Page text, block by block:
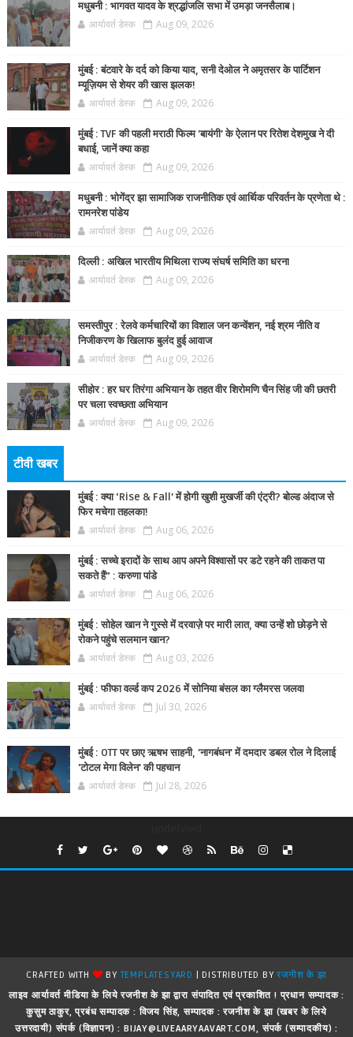
मधुबनी : भागवत यादव के श्रद्धांजलि सभा में उमड़ा जनसैलाब।
आर्यावर्त डेस्क Aug 09, 2026
मुंबई : बंटवारे के दर्द को किया याद, सनी देओल ने अमृतसर के पार्टिशन
म्यूज़ियम से शेयर की खास झलक!
आर्यावर्त डेस्क Aug 09, 2026
मुंबई : TVF की पहली मराठी फिल्म 'बायंगी' के ऐलान पर रितेश देशमुख ने दी
बधाई, जानें क्या कहा
आर्यावर्त डेस्क Aug 09, 2026
मधुबनी : भोगेंद्र झा सामाजिक राजनीतिक एवं आर्थिक परिवर्तन के प्रणेता थे :
रामनरेश पांडेय
आर्यावर्त डेस्क Aug 09, 2026
दिल्ली : अखिल भारतीय मिथिला राज्य संघर्ष समिति का धरना
आर्यावर्त डेस्क Aug 09, 2026
समस्तीपुर : रेलवे कर्मचारियों का विशाल जन कन्वेंशन, नई श्रम नीति व
निजीकरण के खिलाफ बुलंद हुई आवाज
आर्यावर्त डेस्क Aug 09, 2026
सीहोर : हर घर तिरंगा अभियान के तहत वीर शिरोमणि चैन सिंह जी की छतरी
पर चला स्वच्छता अभियान
आर्यावर्त डेस्क Aug 09, 2026
टीवी खबर
मुंबई : क्या ‘Rise & Fall’ में होगी खुशी मुखर्जी की एंट्री? बोल्ड अंदाज से
फिर मचेगा तहलका!
आर्यावर्त डेस्क Aug 06, 2026
मुंबई : सच्चे इरादों के साथ आप अपने विश्वासों पर डटे रहने की ताकत पा
सकते हैं” : करुणा पांडे
आर्यावर्त डेस्क Aug 06, 2026
मुंबई : सोहेल खान ने गुस्से में दरवाज़े पर मारी लात, क्या उन्हें शो छोड़ने से
रोकने पहुंचे सलमान खान?
आर्यावर्त डेस्क Aug 03, 2026
मुंबई : फीफा वर्ल्ड कप 2026 में सोनिया बंसल का ग्लैमरस जलवा
आर्यावर्त डेस्क Jul 30, 2026
मुंबई : OTT पर छाए ऋषभ साहनी, 'नागबंधन' में दमदार डबल रोल ने दिलाई
'टोटल मेगा विलेन' की पहचान
आर्यावर्त डेस्क Jul 28, 2026
CRAFTED WITH BYTEMPLATESYARD | DISTRIBUTED BYरजनीश के झा
लाइव आर्यावर्त मीडिया के लिये रजनीश के झा द्वारा संपादित एवं प्रकाशित ! प्रधान सम्पादक :
कुसुम ठाकुर, प्रबंध सम्पादक : विजय सिंह, सम्पादक : रजनीश के झा (खबर के लिये
उत्तरदायी) संपर्क (विज्ञापन) : BIJAY@LIVEAARYAAVART.COM, संपर्क (सम्पादकीय) :